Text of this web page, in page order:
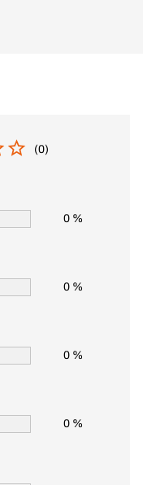
(0)
0 %
0 %
0 %
0 %